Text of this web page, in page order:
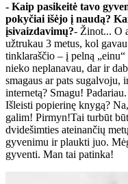
- Kaip pasikeitė tavo
pokyčiai išėjo į naudą?
įsivaizdavimų?- Žinot... O
užtrukau 3 metus, kol
tinklaraščio – į pelną
nieko neplanavau, dar ir
smagaus ar pats sugalvoju,
internetą? Smagu!
Išleisti popierinę knygą?
galim! Pirmyn!Tai turbūt
dvidešimties ateinančių
gyvenimu ir plaukti juo.
gyventi. Man tai patinka!